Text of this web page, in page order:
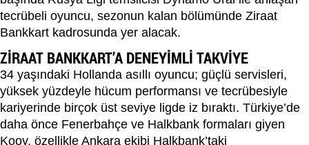
tecrübeli oyuncu, sezonun kalan bölümünde Ziraat
Bankkart kadrosunda yer alacak.
ZİRAAT BANKKART’A DENEYİMLİ TAKVİYE
34 yaşındaki Hollanda asıllı oyuncu; güçlü servisleri,
yüksek yüzdeyle hücum performansı ve tecrübesiyle
kariyerinde birçok üst seviye ligde iz bıraktı. Türkiye’de
daha önce Fenerbahçe ve Halkbank formaları giyen
Kooy, özellikle Ankara ekibi Halkbank’taki